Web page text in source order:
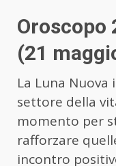
Oroscopo
(21
La Luna
settore della
momento per
rafforzare
incontro